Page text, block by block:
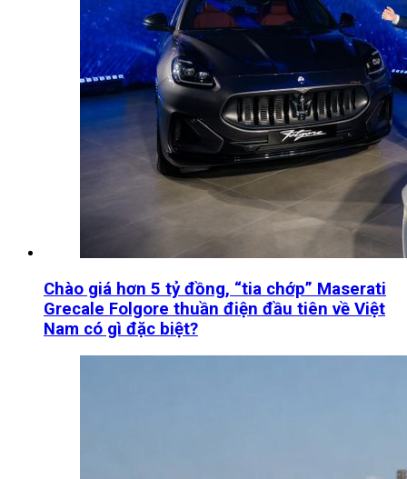
Chào giá hơn 5 tỷ đồng, “tia chớp” Maserati
Grecale Folgore thuần điện đầu tiên về Việt
Nam có gì đặc biệt?